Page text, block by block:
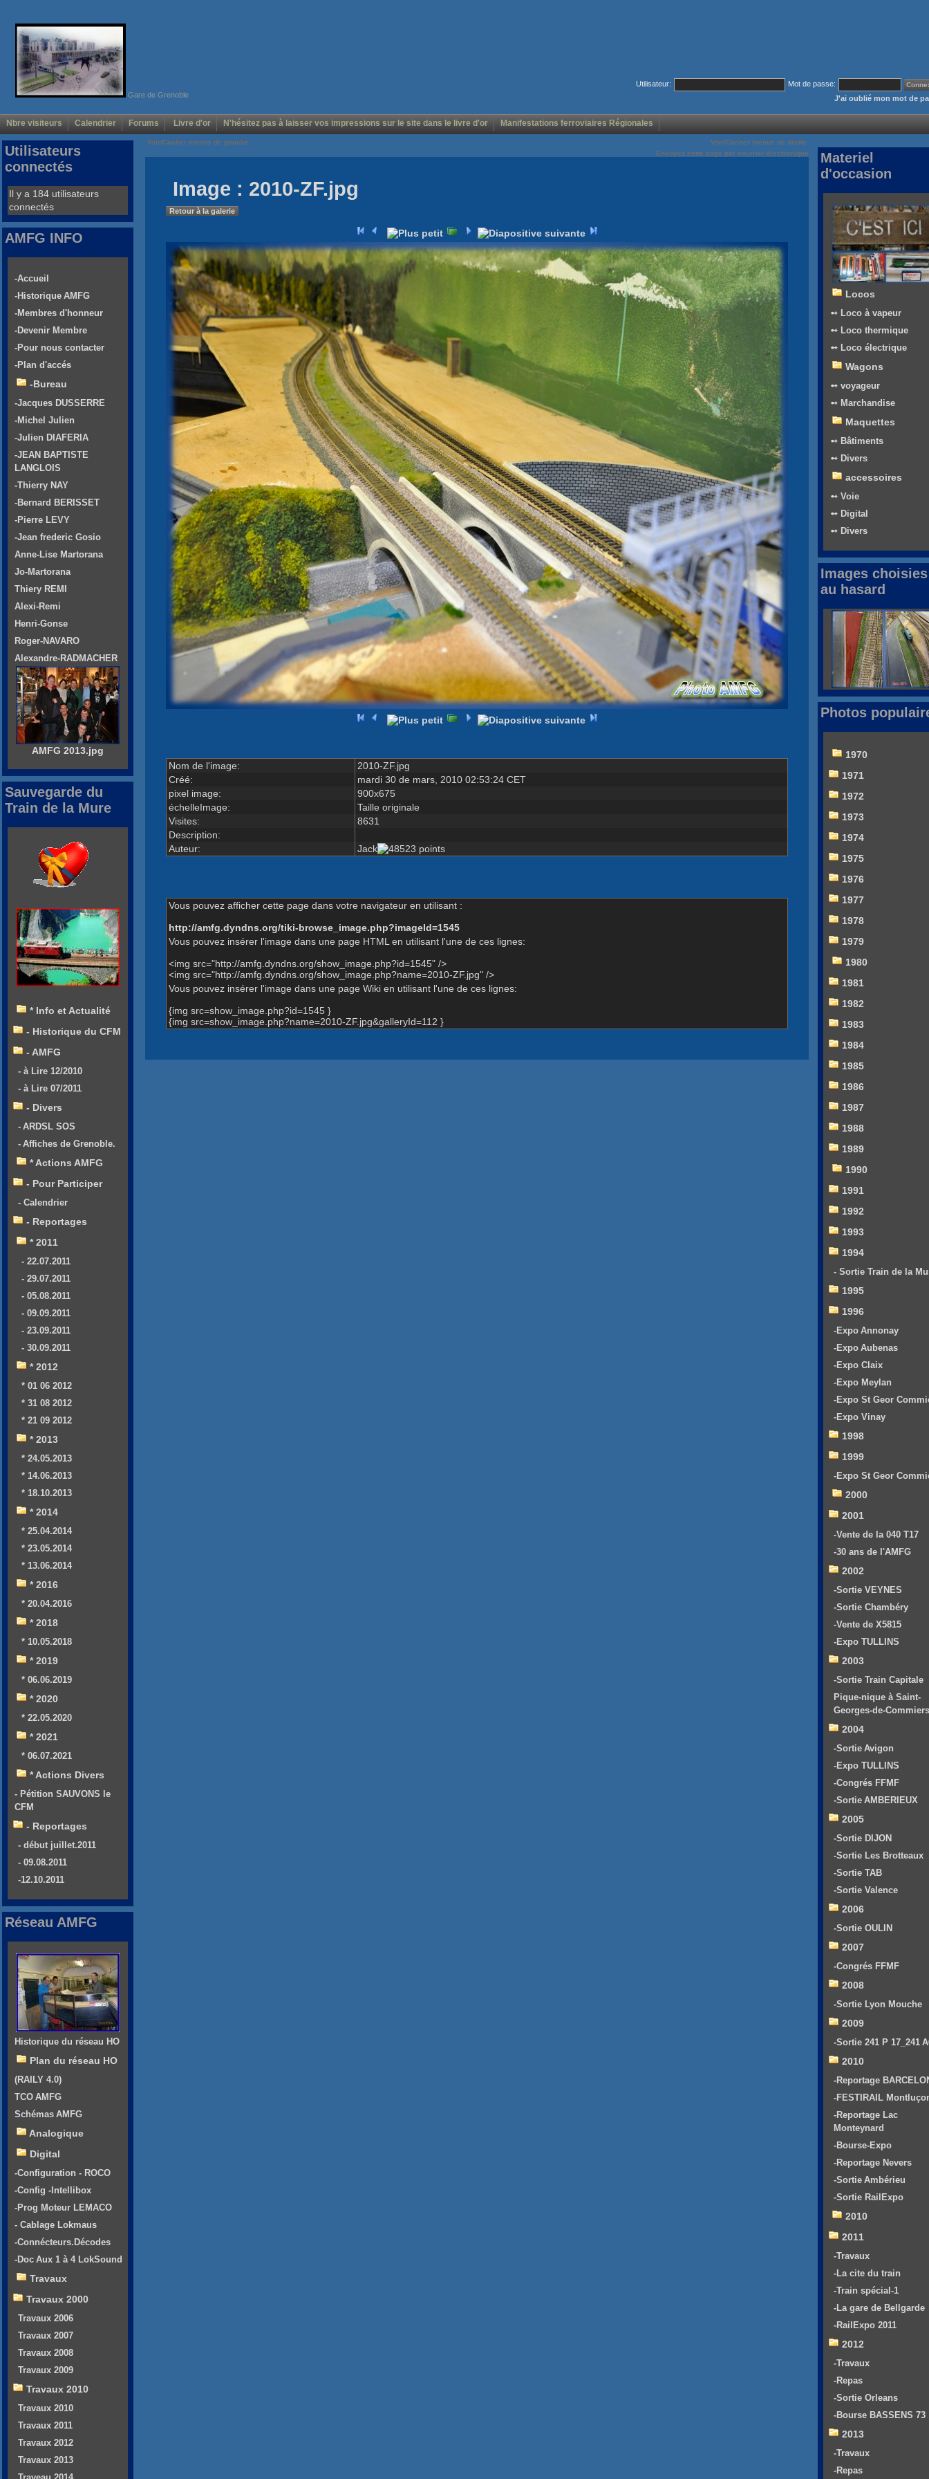
Gare de Grenoble
Utilisateur:
Mot de passe:
J'ai oublié mon mot de
Nbre visiteurs Calendrier Forums Livre d'or N'hésitez pas à laisser vos impressions sur le site dans le livre d'or Manifestations ferroviaires Régionales
Voir/Cacher menus de gauche
Voir/Cacher menus de droite
Envoyez cette page par courrier électronique
Image : 2010-ZF.jpg
Retour à la galerie
Nom de l'image:
2010-ZF.jpg
Créé:
mardi 30 de mars, 2010 02:53:24 CET
pixel image:
900x675
échelleImage:
Taille originale
Visites:
8631
Description:
Auteur:
Jack
Vous pouvez afficher cette page dans votre navigateur en utilisant :
http://amfg.dyndns.org/tiki-browse_image.php?imageId=1545
Vous pouvez insérer l'image dans une page HTML en utilisant l'une de ces lignes:
<img src="http://amfg.dyndns.org/show_image.php?id=1545" />
<img src="http://amfg.dyndns.org/show_image.php?name=2010-ZF.jpg" />
Vous pouvez insérer l'image dans une page Wiki en utilisant l'une de ces lignes:
{img src=show_image.php?id=1545 }
{img src=show_image.php?name=2010-ZF.jpg&galleryId=112 }
Utilisateurs
connectés
Il y a 184 utilisateurs
connectés
AMFG INFO
-Accueil
-Historique AMFG
-Membres d'honneur
-Devenir Membre
-Pour nous contacter
-Plan d'accés
-Bureau
-Jacques DUSSERRE
-Michel Julien
-Julien DIAFERIA
-JEAN BAPTISTE
LANGLOIS
-Thierry NAY
-Bernard BERISSET
-Pierre LEVY
-Jean frederic Gosio
Anne-Lise Martorana
Jo-Martorana
Thiery REMI
Alexi-Remi
Henri-Gonse
Roger-NAVARO
Alexandre-RADMACHER
AMFG 2013.jpg
Sauvegarde du
Train de la Mure
* Info et Actualité
- Historique du CFM
- AMFG
- à Lire 12/2010
- à Lire 07/2011
- Divers
- ARDSL SOS
- Affiches de Grenoble.
* Actions AMFG
- Pour Participer
- Calendrier
- Reportages
* 2011
- 22.07.2011
- 29.07.2011
- 05.08.2011
- 09.09.2011
- 23.09.2011
- 30.09.2011
* 2012
* 01 06 2012
* 31 08 2012
* 21 09 2012
* 2013
* 24.05.2013
* 14.06.2013
* 18.10.2013
* 2014
* 25.04.2014
* 23.05.2014
* 13.06.2014
* 2016
* 20.04.2016
* 2018
* 10.05.2018
* 2019
* 06.06.2019
* 2020
* 22.05.2020
* 2021
* 06.07.2021
* Actions Divers
- Pétition SAUVONS le
CFM
- Reportages
- début juillet.2011
- 09.08.2011
-12.10.2011
Réseau AMFG
Historique du réseau HO
Plan du réseau HO
(RAILY 4.0)
TCO AMFG
Schémas AMFG
Analogique
Digital
-Configuration - ROCO
-Config -Intellibox
-Prog Moteur LEMACO
- Cablage Lokmaus
-Connécteurs.Décodes
-Doc Aux 1 à 4 LokSound
Travaux
Travaux 2000
Travaux 2006
Travaux 2007
Travaux 2008
Travaux 2009
Travaux 2010
Travaux 2010
Travaux 2011
Travaux 2012
Travaux 2013
Materiel
d'occasion
Locos
➻ Loco à vapeur
➻ Loco thermique
➻ Loco électrique
Wagons
➻ voyageur
➻ Marchandise
Maquettes
➻ Bâtiments
➻ Divers
accessoires
➻ Voie
➻ Digital
➻ Divers
Images choisies
au hasard
Photos
1970
1971
1972
1973
1974
1975
1976
1977
1978
1979
1980
1981
1982
1983
1984
1985
1986
1987
1988
1989
1990
1991
1992
1993
1994
- Sortie Train de la
1995
1996
-Expo Annonay
-Expo Aubenas
-Expo Claix
-Expo Meylan
-Expo St Geor
-Expo Vinay
1998
1999
-Expo St Geor
2000
2001
-Vente de la 040 T17
-30 ans de l'AMFG
2002
-Sortie VEYNES
-Sortie Chambéry
-Vente de X5815
-Expo TULLINS
2003
-Sortie Train Capitale
Pique-nique à Saint-
Georges-de-Commiers
2004
-Sortie Avigon
-Expo TULLINS
-Congrés FFMF
-Sortie AMBERIEUX
2005
-Sortie DIJON
-Sortie Les Brotteaux
-Sortie TAB
-Sortie Valence
2006
-Sortie OULIN
2007
-Congrés FFMF
2008
-Sortie Lyon Mouche
2009
-Sortie 241 P 17_241
2010
-Reportage
-FESTIRAIL
-Reportage Lac
Monteynard
-Bourse-Expo
-Reportage Nevers
-Sortie Ambérieu
-Sortie RailExpo
2010
2011
-Travaux
-La cite du train
-Train spécial-1
-La gare de Bellgarde
-RailExpo 2011
2012
-Travaux
-Repas
-Sortie Orleans
-Bourse BASSENS 73
2013
-Travaux
-Repas